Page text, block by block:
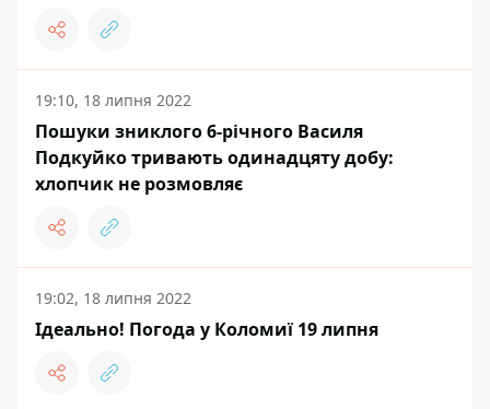
19:10, 18 липня 2022
Пошуки зниклого 6-річного Василя
Подкуйко тривають одинадцяту добу:
хлопчик не розмовляє
19:02, 18 липня 2022
Ідеально! Погода у Коломиї 19 липня